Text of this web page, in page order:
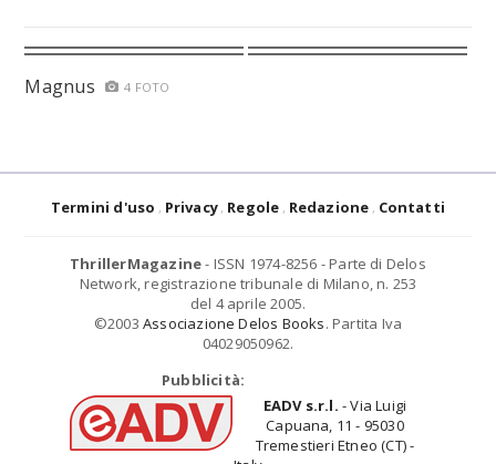
Magnus 4 FOTO
Termini d'uso Privacy Regole Redazione Contatti
ThrillerMagazine- ISSN 1974-8256 - Parte di Delos
Network, registrazione tribunale di Milano, n. 253
del 4 aprile 2005.
©2003 Associazione Delos Books. Partita Iva
04029050962.
Pubblicità:
EADV s.r.l. - Via Luigi
Capuana, 11 - 95030
Tremestieri Etneo (CT) -